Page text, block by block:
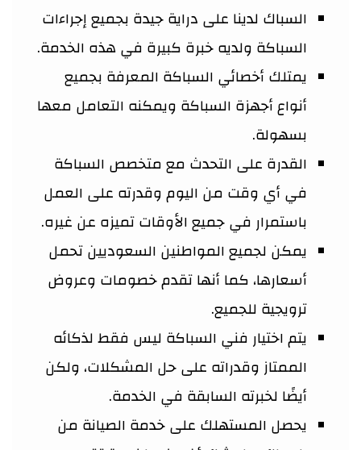
السباك لدينا على دراية جيدة بجميع إجراءات
السباكة ولديه خبرة كبيرة في هذه الخدمة.
يمتلك أخصائي السباكة المعرفة بجميع
أنواع أجهزة السباكة ويمكنه التعامل معها
بسهولة.
القدرة على التحدث مع متخصص السباكة
في أي وقت من اليوم وقدرته على العمل
باستمرار في جميع الأوقات تميزه عن غيره.
يمكن لجميع المواطنين السعوديين تحمل
أسعارها، كما أنها تقدم خصومات وعروض
ترويجية للجميع.
يتم اختيار فني السباكة ليس فقط لذكائه
الممتاز وقدراته على حل المشكلات، ولكن
أيضًا لخبرته السابقة في الخدمة.
يحصل المستهلك على خدمة الصيانة من